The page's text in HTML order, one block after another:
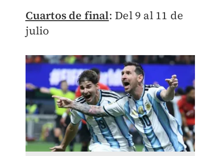
Cuartos de final: Del 9 al 11 de
julio